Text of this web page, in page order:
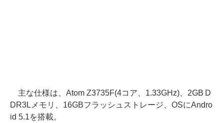
主な仕様は、Atom Z3735F(4コア、1.33GHz)、2GB D
DR3Lメモリ、16GBフラッシュストレージ、OSにAndro
id 5.1を搭載。